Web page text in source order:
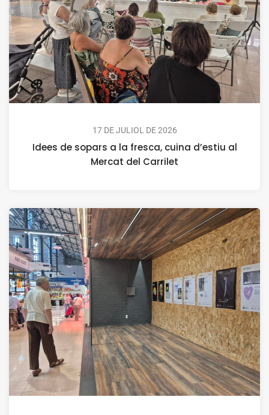
17 DE JULIOL DE 2026
Idees de sopars a la fresca, cuina d’estiu al
Mercat del Carrilet